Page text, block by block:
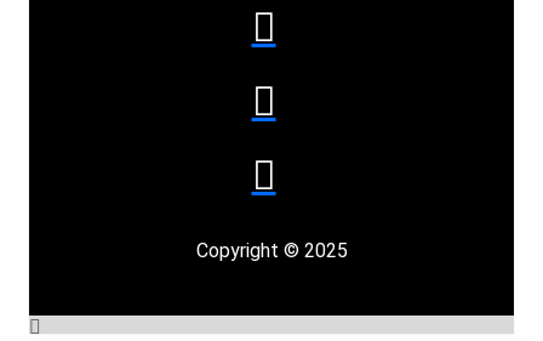
Copyright © 2025